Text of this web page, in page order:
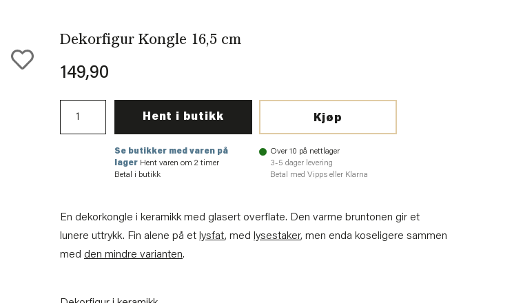
Dekorfigur Kongle 16,5 cm
149,90
Kjøp
Hent i butikk
Over 10 på nettlager
3-5 dager levering
Betal med Vipps eller Klarna
Se butikker med varen på
lagerHent varen om 2 timer
Betal i butikk
En dekorkongle i keramikk med glasert overflate. Den varme bruntonen gir et
lunere uttrykk. Fin alene på et lysfat, med lysestaker, men enda koseligere sammen
med den mindre varianten.